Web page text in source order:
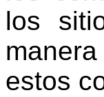
los
estos